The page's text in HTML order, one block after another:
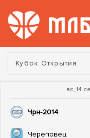
Турнир:
Кубок Открытия
вс, 14
Чрн-2014
Череповец